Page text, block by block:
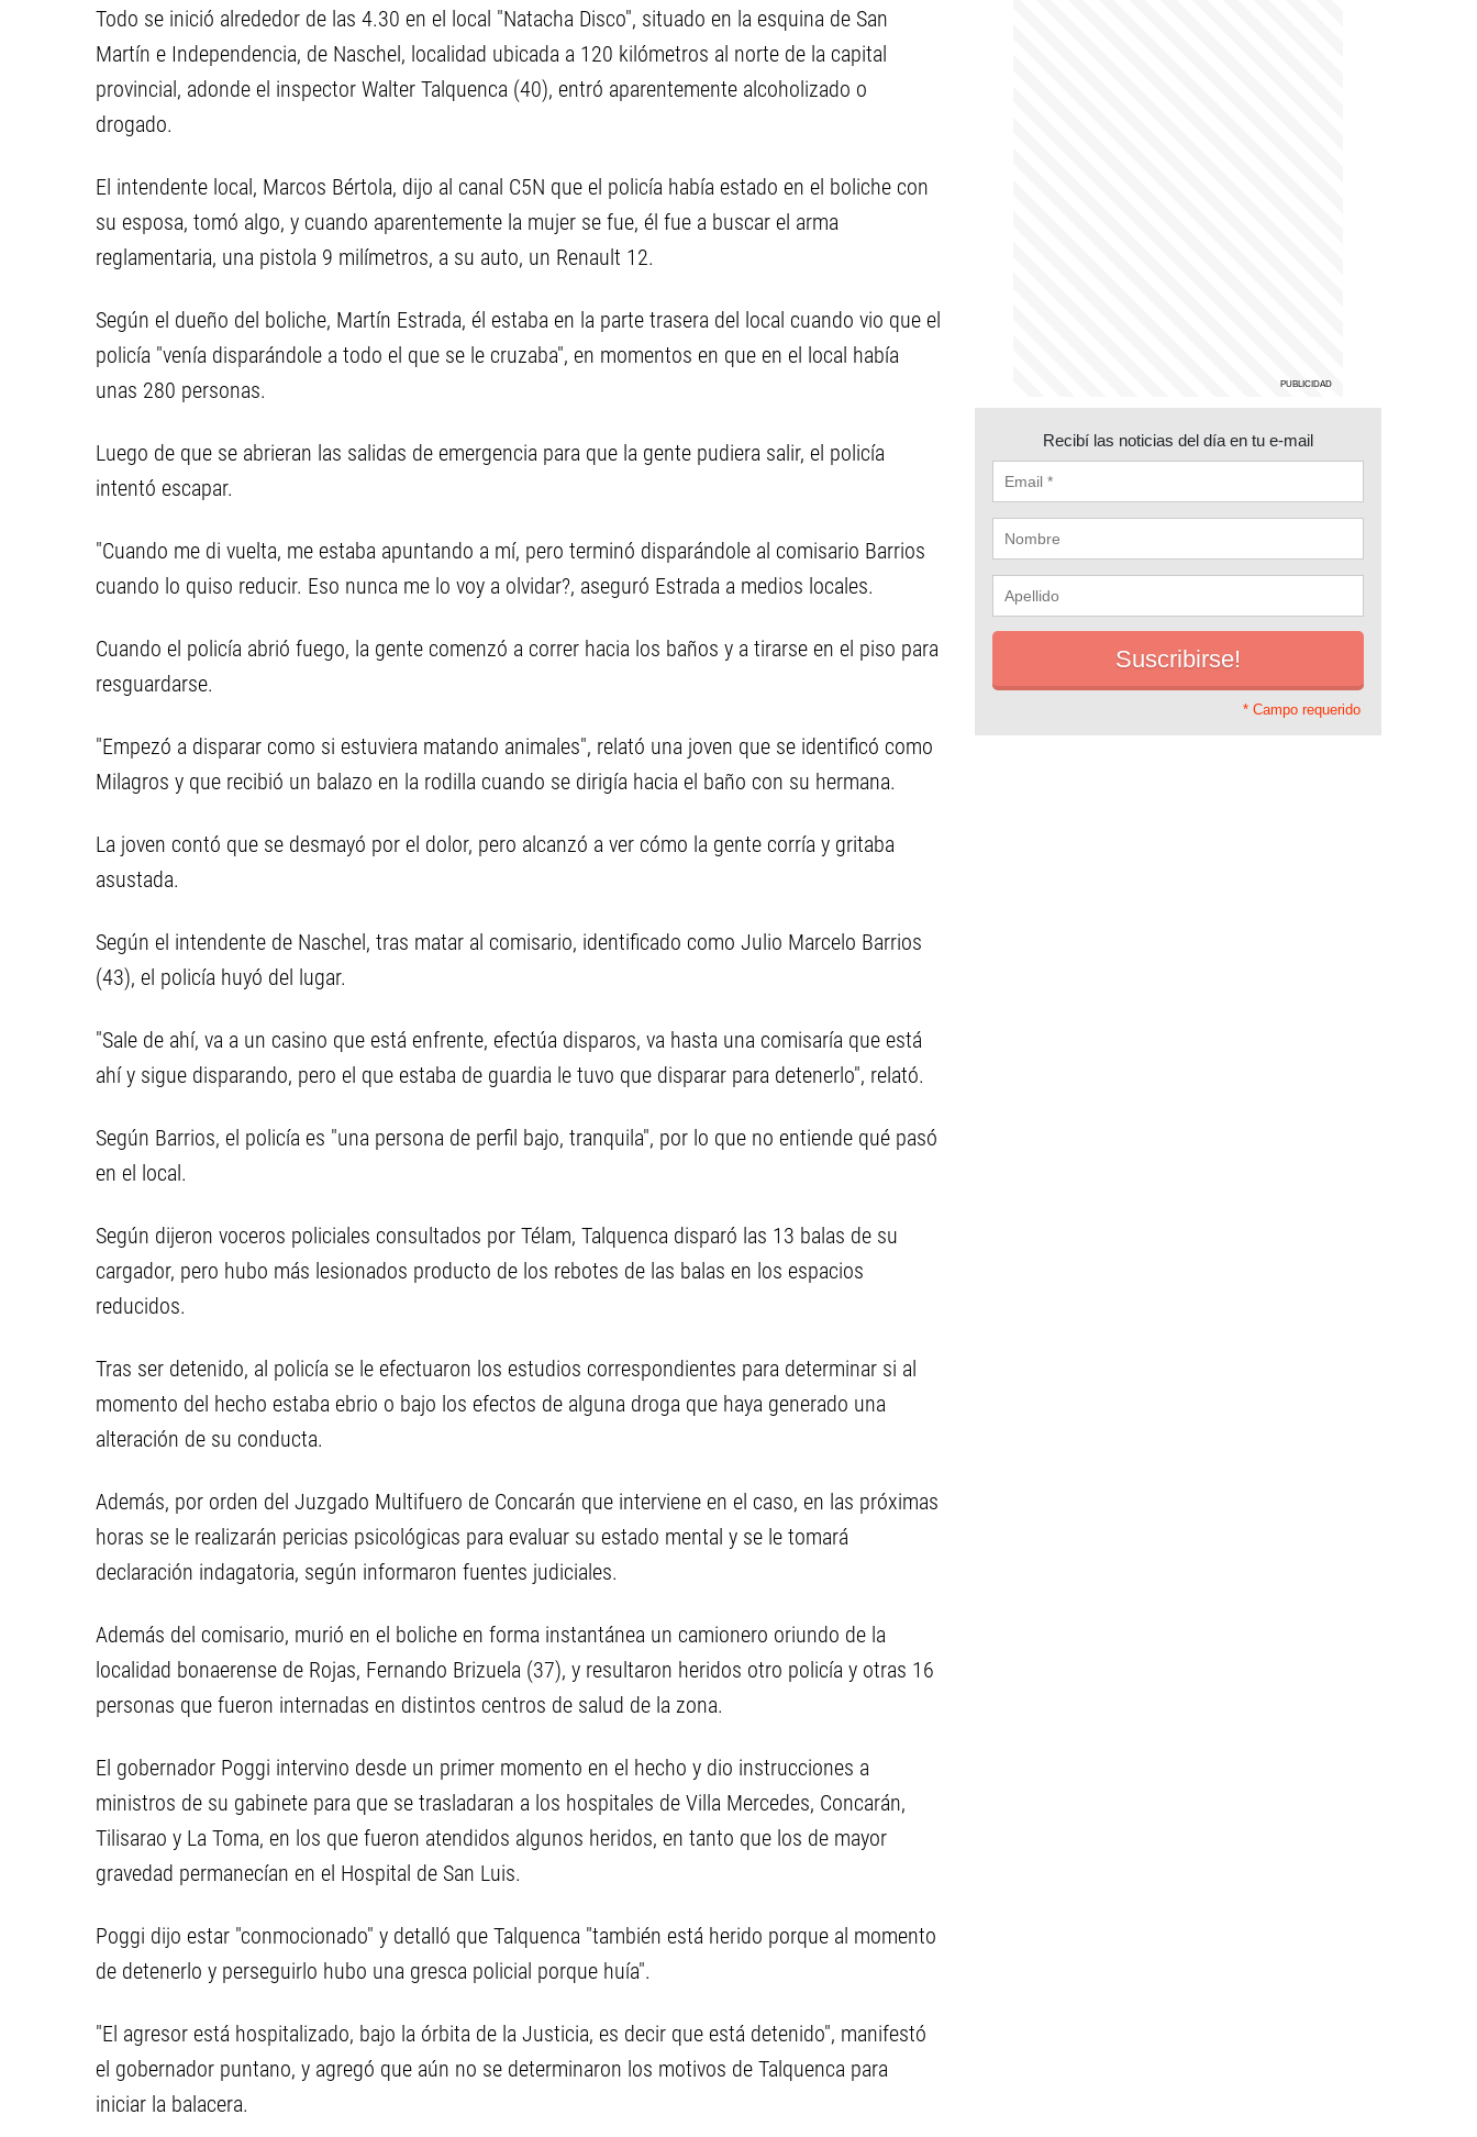
Todo se inició alrededor de las 4.30 en el local "Natacha Disco", situado en la esquina de San
Martín e Independencia, de Naschel, localidad ubicada a 120 kilómetros al norte de la capital
provincial, adonde el inspector Walter Talquenca (40), entró aparentemente alcoholizado o
drogado.
El intendente local, Marcos Bértola, dijo al canal C5N que el policía había estado en el boliche con
su esposa, tomó algo, y cuando aparentemente la mujer se fue, él fue a buscar el arma
reglamentaria, una pistola 9 milímetros, a su auto, un Renault 12.
Según el dueño del boliche, Martín Estrada, él estaba en la parte trasera del local cuando vio que el
policía "venía disparándole a todo el que se le cruzaba", en momentos en que en el local había
unas 280 personas.
Luego de que se abrieran las salidas de emergencia para que la gente pudiera salir, el policía
intentó escapar.
"Cuando me di vuelta, me estaba apuntando a mí, pero terminó disparándole al comisario Barrios
cuando lo quiso reducir. Eso nunca me lo voy a olvidar?, aseguró Estrada a medios locales.
Cuando el policía abrió fuego, la gente comenzó a correr hacia los baños y a tirarse en el piso para
resguardarse.
"Empezó a disparar como si estuviera matando animales", relató una joven que se identificó como
Milagros y que recibió un balazo en la rodilla cuando se dirigía hacia el baño con su hermana.
La joven contó que se desmayó por el dolor, pero alcanzó a ver cómo la gente corría y gritaba
asustada.
Según el intendente de Naschel, tras matar al comisario, identificado como Julio Marcelo Barrios
(43), el policía huyó del lugar.
"Sale de ahí, va a un casino que está enfrente, efectúa disparos, va hasta una comisaría que está
ahí y sigue disparando, pero el que estaba de guardia le tuvo que disparar para detenerlo", relató.
Según Barrios, el policía es "una persona de perfil bajo, tranquila", por lo que no entiende qué pasó
en el local.
Según dijeron voceros policiales consultados por Télam, Talquenca disparó las 13 balas de su
cargador, pero hubo más lesionados producto de los rebotes de las balas en los espacios
reducidos.
Tras ser detenido, al policía se le efectuaron los estudios correspondientes para determinar si al
momento del hecho estaba ebrio o bajo los efectos de alguna droga que haya generado una
alteración de su conducta.
Además, por orden del Juzgado Multifuero de Concarán que interviene en el caso, en las próximas
horas se le realizarán pericias psicológicas para evaluar su estado mental y se le tomará
declaración indagatoria, según informaron fuentes judiciales.
Además del comisario, murió en el boliche en forma instantánea un camionero oriundo de la
localidad bonaerense de Rojas, Fernando Brizuela (37), y resultaron heridos otro policía y otras 16
personas que fueron internadas en distintos centros de salud de la zona.
El gobernador Poggi intervino desde un primer momento en el hecho y dio instrucciones a
ministros de su gabinete para que se trasladaran a los hospitales de Villa Mercedes, Concarán,
Tilisarao y La Toma, en los que fueron atendidos algunos heridos, en tanto que los de mayor
gravedad permanecían en el Hospital de San Luis.
Poggi dijo estar "conmocionado" y detalló que Talquenca "también está herido porque al momento
de detenerlo y perseguirlo hubo una gresca policial porque huía".
"El agresor está hospitalizado, bajo la órbita de la Justicia, es decir que está detenido", manifestó
el gobernador puntano, y agregó que aún no se determinaron los motivos de Talquenca para
iniciar la balacera.
Recibí las noticias del día en tu e-mail
* Campo requerido